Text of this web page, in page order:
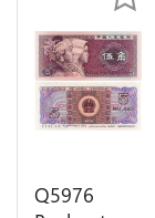
Q5976